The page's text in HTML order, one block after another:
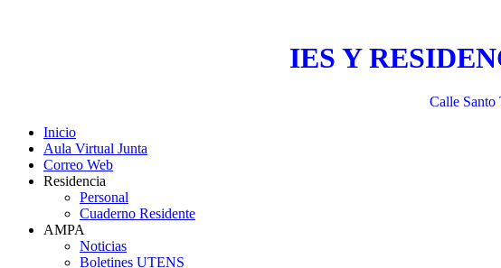
IES Y
Calle Santo
Inicio
Aula Virtual Junta
Correo Web
Residencia
Personal
Cuaderno Residente
AMPA
Noticias
Boletines UTENS